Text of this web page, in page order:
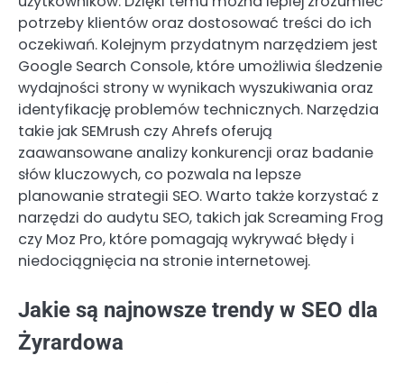
potrzeby klientów oraz dostosować treści do ich
oczekiwań. Kolejnym przydatnym narzędziem jest
Google Search Console, które umożliwia śledzenie
wydajności strony w wynikach wyszukiwania oraz
identyfikację problemów technicznych. Narzędzia
takie jak SEMrush czy Ahrefs oferują
zaawansowane analizy konkurencji oraz badanie
słów kluczowych, co pozwala na lepsze
planowanie strategii SEO. Warto także korzystać z
narzędzi do audytu SEO, takich jak Screaming Frog
czy Moz Pro, które pomagają wykrywać błędy i
niedociągnięcia na stronie internetowej.
Jakie są najnowsze trendy w SEO dla
Żyrardowa